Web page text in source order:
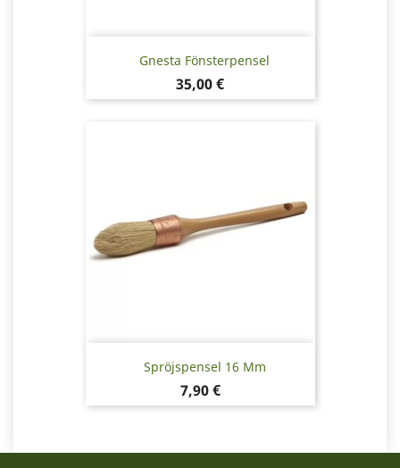
Gnesta Fönsterpensel
Pris
35,00 €
Spröjspensel 16 Mm
Pris
7,90 €